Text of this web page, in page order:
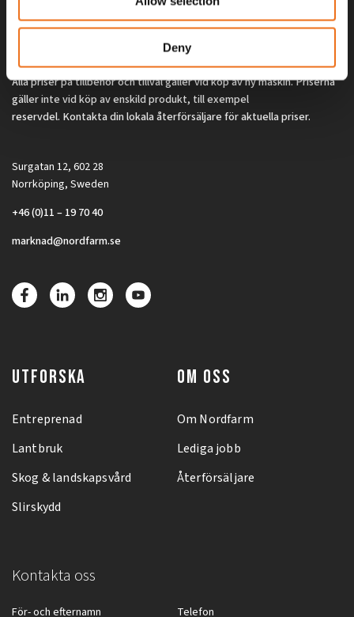
Deny
Alla priser på tillbehör och tillval gäller vid köp av ny maskin. Priserna
gäller inte vid köp av enskild produkt, till exempel
reservdel. Kontakta din lokala återförsäljare för aktuella priser.
Surgatan 12, 602 28
Norrköping, Sweden
+46 (0)11 – 19 70 40
marknad@nordfarm.se
UTFORSKA
Entreprenad
Lantbruk
Skog & landskapsvård
Slirskydd
OM OSS
Om Nordfarm
Lediga jobb
Återförsäljare
Kontakta oss